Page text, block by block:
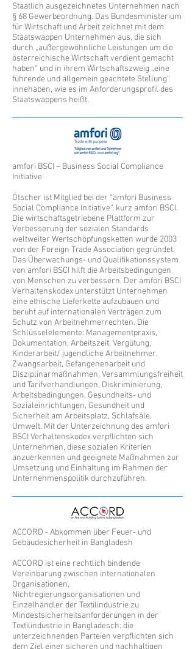
Staatlich ausgezeichnetes Unternehmen nach
§ 68 Gewerbeordnung. Das Bundesministerium
für Wirtschaft und Arbeit zeichnet mit dem
Staatswappen Unternehmen aus, die sich
durch „außergewöhnliche Leistungen um die
österreichische Wirtschaft verdient gemacht
haben“ und in ihrem Wirtschaftszweig „eine
führende und allgemein geachtete Stellung“
innehaben, wie es im Anforderungsprofil des
Staatswappens heißt.
amfori BSCI – Business Social Compliance
Initiative
Ötscher ist Mitglied bei der “amfori Business
Social Compliance Initiative“, kurz amfori BSCI.
Die wirtschaftsgetriebene Plattform zur
Verbesserung der sozialen Standards
weltweiter Wertschöpfungsketten wurde 2003
von der Foreign Trade Association gegründet.
Das Überwachungs- und Qualifikationssystem
von amfori BSCI hilft die Arbeitsbedingungen
von Menschen zu verbessern. Der amfori BSCI
Verhaltenskodex unterstützt Unternehmen
eine ethische Lieferkette aufzubauen und
beruht auf internationalen Verträgen zum
Schutz von Arbeitnehmerrechten. Die
Schlüsselelemente: Managementpraxis,
Dokumentation, Arbeitszeit, Vergütung,
Kinderarbeit/ jugendliche Arbeitnehmer,
Zwangsarbeit, Gefangenenarbeit und
Disziplinarmaßnahmen, Versammlungsfreiheit
und Tarifverhandlungen, Diskriminierung,
Arbeitsbedingungen, Gesundheits- und
Sozialeinrichtungen, Gesundheit und
Sicherheit am Arbeitsplatz, Schlafsäle,
Umwelt. Mit der Unterzeichnung des amfori
BSCI Verhaltenskodex verpflichten sich
Unternehmen, diese sozialen Kriterien
anzuerkennen und geeignete Maßnahmen zur
Umsetzung und Einhaltung im Rahmen der
Unternehmenspolitik durchzuführen.
ACCORD - Abkommen über Feuer- und
Gebäudesicherheit in Bangladesh
ACCORD ist eine rechtlich bindende
Vereinbarung zwischen internationalen
Organisationen,
Nichtregierungsorganisationen und
Einzelhändler der Textilindustrie zu
Mindestsicherheitsanforderungen in der
Textilindustrie in Bangladesch: die
unterzeichnenden Parteien verpflichten sich
dem Ziel einer sicheren und nachhaltigen